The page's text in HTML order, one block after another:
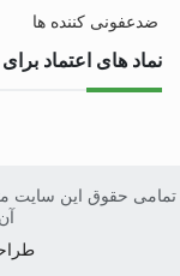
ضدعفونی کننده ها
نماد های اعتماد
تمامی حقوق این سایت